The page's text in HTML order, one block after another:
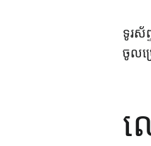
ទូរស័
ចូលប្
ល